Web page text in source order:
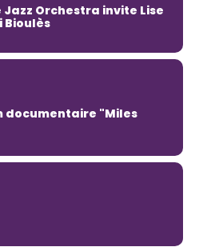
Jazz Orchestra invite Lise
Bioulès
documentaire "Miles